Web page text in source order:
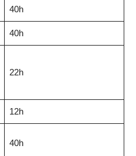
40h
40h
22h
12h
40h